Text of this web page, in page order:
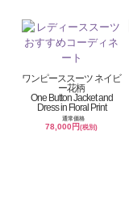
ワンピーススーツ ネイビ
ー花柄
One Button Jacket and
Dress in Floral Print
通常価格
78,000円(税別)